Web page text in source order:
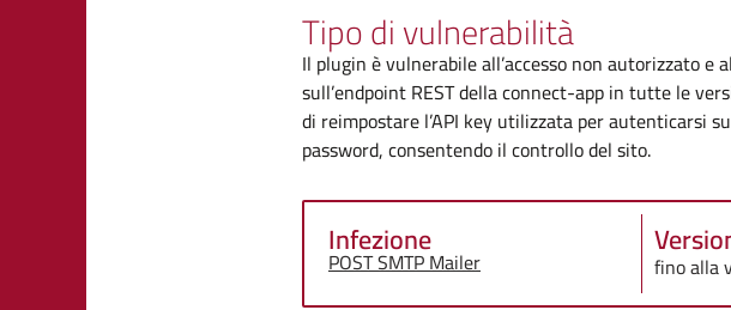
Tipo di vulnerabilità
Il plugin è vulnerabile all’accesso non autorizzato
sull’endpoint REST della connect-app in tutte le
di reimpostare l’API key utilizzata per autenticarsi
password, consentendo il controllo del sito.
Infezione
POST SMTP Mailer fino alla